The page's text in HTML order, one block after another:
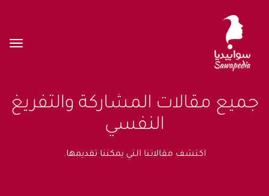
جميع مقالات المشاركة والتفريغ
النفسي
اكتشف مقالاتنا التي يمكننا تقديمها.